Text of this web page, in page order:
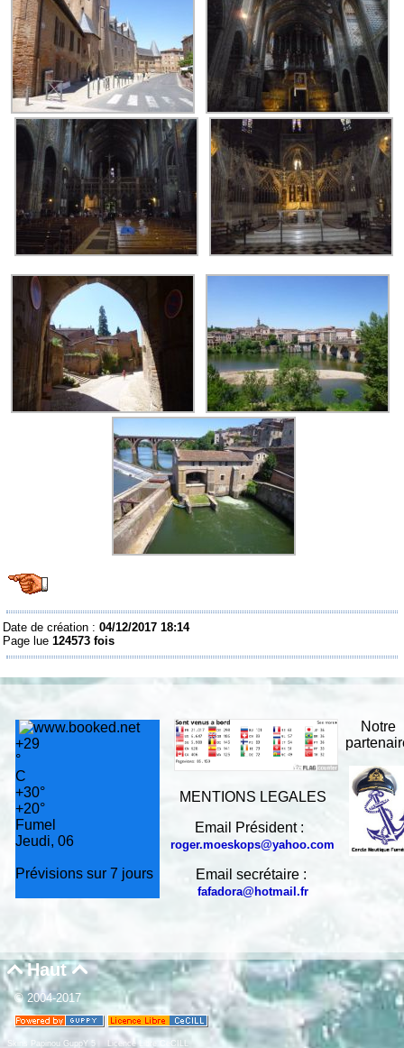
Date de création :04/12/2017 18:14
Page lue124573 fois
+29
°
C
+30°
+20°
Fumel
Jeudi, 06
Prévisions sur 7 jours
MENTIONS LEGALES
Email Président :
roger.moeskops@yahoo.com
Email secrétaire :
fafadora@hotmail.fr
Notre
Haut
© 2004-2017
Skins Papinou GuppY 5 Licence Libre CeCILL